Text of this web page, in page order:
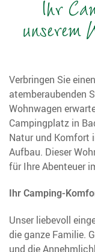
Ihr
unserem
Verbringen Sie
atemberaubenden
Wohnwagen
Campingplatz in
Natur und Komfort
Aufbau. Dieser
für Ihre Abenteuer
Ihr Camping-
Unser liebevoll
die ganze Familie.
und die